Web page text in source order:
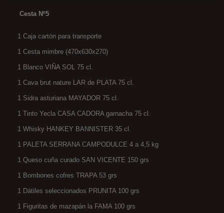
Cesta Nº5
1 Caja cartón para transporte
1 Cesta mimbre (470x630x270)
1 Blanco VIÑA SOL 75 cl.
1 Cava brut nature LAR de PLATA 75 cl.
1 Sidra asturiana MAYADOR 75 cl.
1 Tinto Yecla CASA CADORA garnacha 75 cl.
1 Whisky HANKEY BANNISTER 35 cl.
1 PALETA SERRANA CAMPODULCE 4 a 4,5 kg
1 Queso cuña curado SAN VICENTE 150 grs
1 Bombones cofres TRAPA 53 grs
1 Dátiles seleccionados PRUNITA 100 grs
1 Figuritas de mazapán la FAMA 100 grs